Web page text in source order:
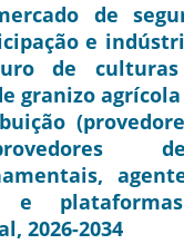
de
e
de
granizo
e
2026-2034